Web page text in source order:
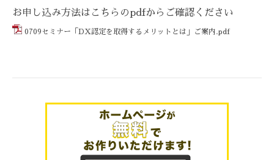
お申し込み方法はこちらのpdfからご確認ください
0709セミナー「DX認定を取得するメリットとは」ご案内.pdf